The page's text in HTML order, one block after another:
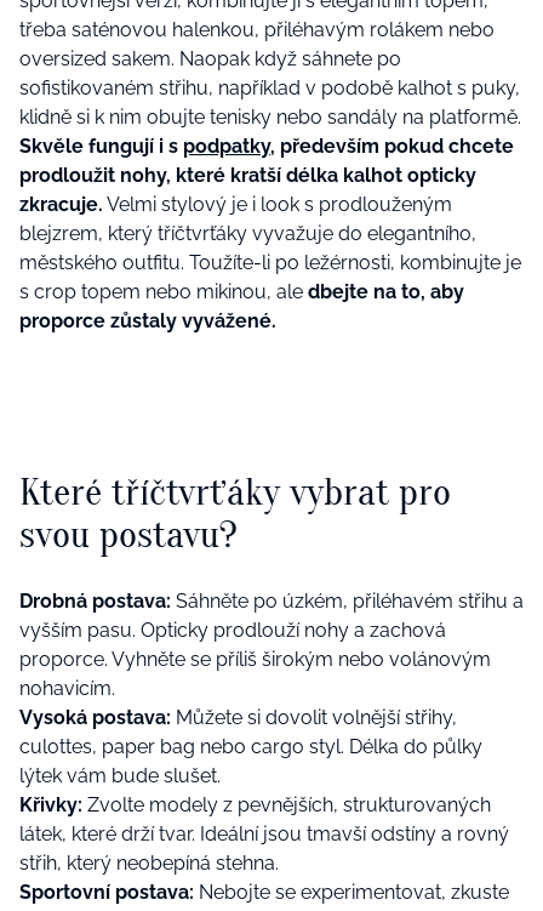
třeba saténovou halenkou, přiléhavým rolákem nebo
oversized sakem. Naopak když sáhnete po
sofistikovaném střihu, například v podobě kalhot s puky,
klidně si k nim obujte tenisky nebo sandály na platformě.
Skvěle fungují i s podpatky, především pokud chcete
prodloužit nohy, které kratší délka kalhot opticky
zkracuje. Velmi stylový je i look s prodlouženým
blejzrem, který tříčtvrťáky vyvažuje do elegantního,
městského outfitu. Toužíte-li po ležérnosti, kombinujte je
s crop topem nebo mikinou, ale dbejte na to, aby
proporce zůstaly vyvážené.
Které tříčtvrťáky vybrat pro
svou postavu?
Drobná postava: Sáhněte po úzkém, přiléhavém střihu a
vyšším pasu. Opticky prodlouží nohy a zachová
proporce. Vyhněte se příliš širokým nebo volánovým
nohavicím.
Vysoká postava: Můžete si dovolit volnější střihy,
culottes, paper bag nebo cargo styl. Délka do půlky
lýtek vám bude slušet.
Křivky: Zvolte modely z pevnějších, strukturovaných
látek, které drží tvar. Ideální jsou tmavší odstíny a rovný
střih, který neobepíná stehna.
Sportovní postava: Nebojte se experimentovat, zkuste